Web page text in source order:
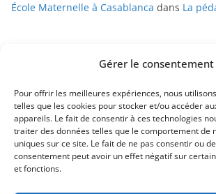
Gérer le consentement
Pour offrir les meilleures expériences, nous
telles que les cookies pour stocker et/ou accéder
appareils. Le fait de consentir à ces technologies
traiter des données telles que le comportement de
uniques sur ce site. Le fait de ne pas consentir ou
consentement peut avoir un effet négatif sur
et fonctions.
École Maternelle à Casablanca dans La
Mentions légales
Conditions générales de vente